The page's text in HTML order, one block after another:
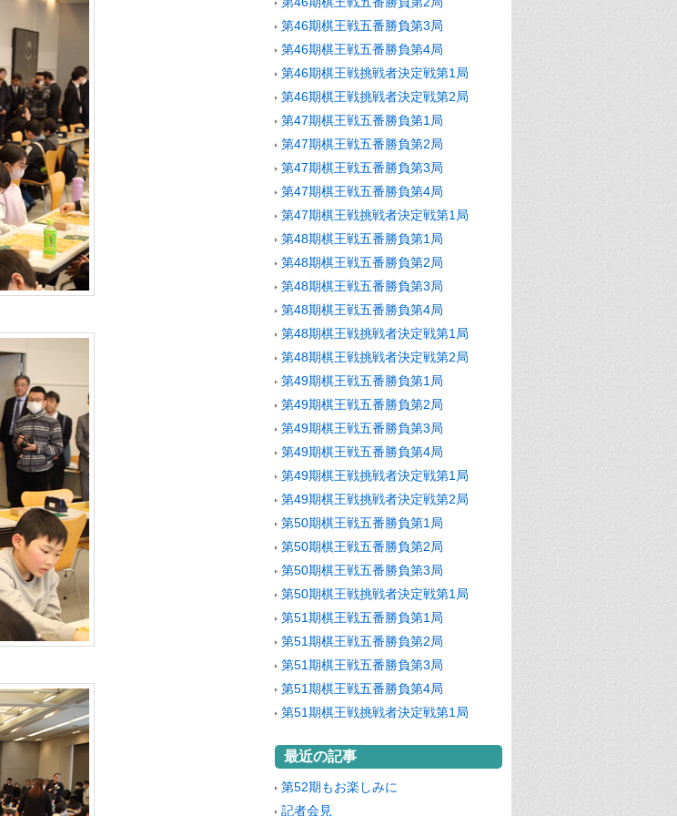
第46期棋王戦五番勝負第3局
第46期棋王戦五番勝負第4局
第46期棋王戦挑戦者決定戦第1局
第46期棋王戦挑戦者決定戦第2局
第47期棋王戦五番勝負第1局
第47期棋王戦五番勝負第2局
第47期棋王戦五番勝負第3局
第47期棋王戦五番勝負第4局
第47期棋王戦挑戦者決定戦第1局
第48期棋王戦五番勝負第1局
第48期棋王戦五番勝負第2局
第48期棋王戦五番勝負第3局
第48期棋王戦五番勝負第4局
第48期棋王戦挑戦者決定戦第1局
第48期棋王戦挑戦者決定戦第2局
第49期棋王戦五番勝負第1局
第49期棋王戦五番勝負第2局
第49期棋王戦五番勝負第3局
第49期棋王戦五番勝負第4局
第49期棋王戦挑戦者決定戦第1局
第49期棋王戦挑戦者決定戦第2局
第50期棋王戦五番勝負第1局
第50期棋王戦五番勝負第2局
第50期棋王戦五番勝負第3局
第50期棋王戦挑戦者決定戦第1局
第51期棋王戦五番勝負第1局
第51期棋王戦五番勝負第2局
第51期棋王戦五番勝負第3局
第51期棋王戦五番勝負第4局
第51期棋王戦挑戦者決定戦第1局
最近の記事
第52期もお楽しみに
記者会見